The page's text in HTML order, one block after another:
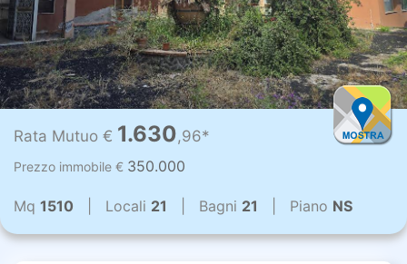
Rata Mutuo € 1.630,96*
Prezzo immobile € 350.000
Mq 1510 | Locali 21 | Bagni 21 | Piano NS